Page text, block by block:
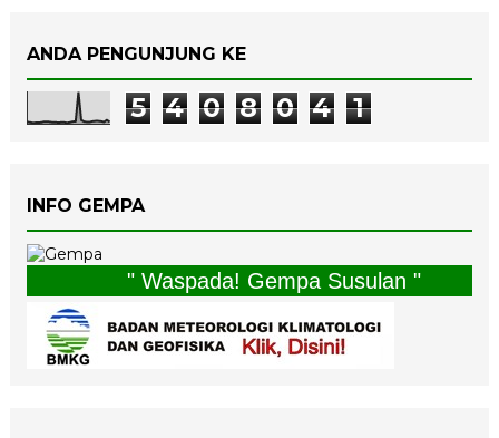
ANDA PENGUNJUNG KE
5 4 0 8 0 4 1
INFO GEMPA
" Waspada! Gempa Susulan "